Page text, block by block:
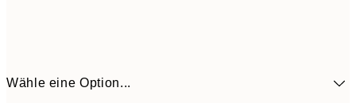
Wähle eine Option...